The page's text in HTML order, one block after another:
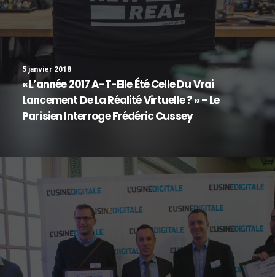
5 janvier 2018
« L’année 2017 A-T-Elle Été Celle Du Vrai
Lancement De La Réalité Virtuelle ? » – Le
Parisien Interroge Frédéric Cussey